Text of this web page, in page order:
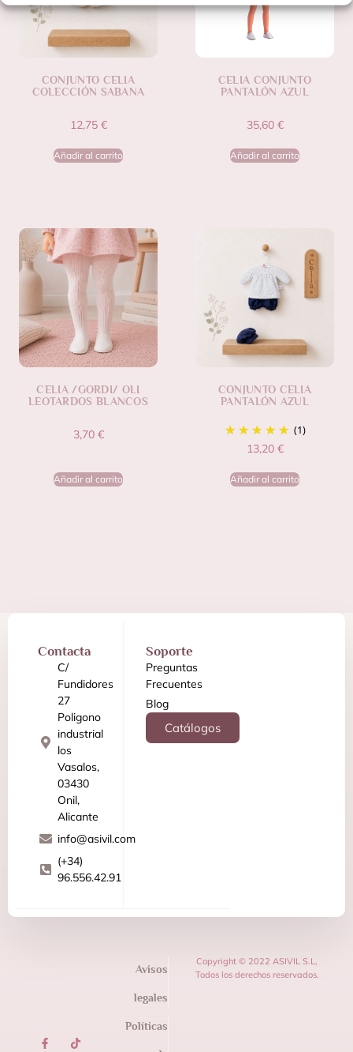
CONJUNTO CELIA
COLECCIÓN SABANA
12,75 €
Añadir al carrito
CELIA CONJUNTO
PANTALÓN AZUL
35,60 €
Añadir al carrito
CELIA /GORDI/ OLI
LEOTARDOS BLANCOS
3,70 €
Añadir al carrito
CONJUNTO CELIA
PANTALÓN AZUL
(1)
13,20 €
Añadir al carrito
Contacta
C/
Fundidores
27
Poligono
industrial
los
Vasalos,
03430
Onil,
Alicante
info@asivil.com
(+34)
96.556.42.91
Soporte
Preguntas
Frecuentes
Blog
Catálogos
Avisos
legales
Políticas
Copyright © 2022 ASIVIL S.L,
Todos los derechos reservados.